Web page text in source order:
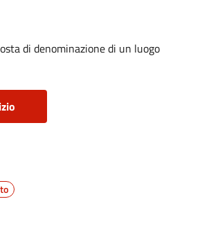
di denominazione di un luogo